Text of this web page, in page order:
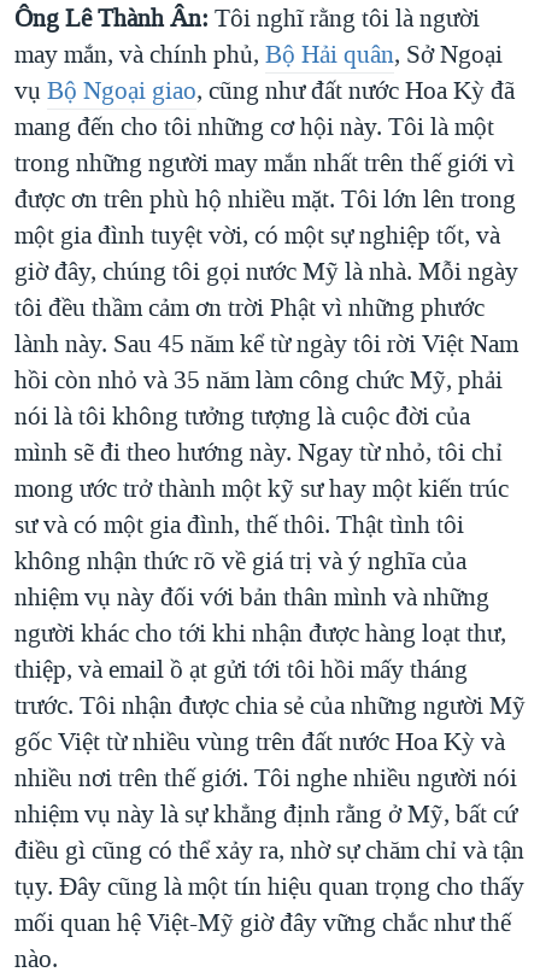
Ông Lê Thành Ân: Tôi nghĩ rằng tôi là người
may mắn, và chính phủ, Bộ Hải quân, Sở Ngoại
vụBộ Ngoại giao, cũng như đất nước Hoa Kỳ đã
mang đến cho tôi những cơ hội này. Tôi là một
trong những người may mắn nhất trên thế giới vì
được ơn trên phù hộ nhiều mặt. Tôi lớn lên trong
một gia đình tuyệt vời, có một sự nghiệp tốt, và
giờ đây, chúng tôi gọi nước Mỹ là nhà. Mỗi ngày
tôi đều thầm cảm ơn trời Phật vì những phước
lành này. Sau 45 năm kể từ ngày tôi rời Việt Nam
hồi còn nhỏ và 35 năm làm công chức Mỹ, phải
nói là tôi không tưởng tượng là cuộc đời của
mình sẽ đi theo hướng này. Ngay từ nhỏ, tôi chỉ
mong ước trở thành một kỹ sư hay một kiến trúc
sư và có một gia đình, thế thôi. Thật tình tôi
không nhận thức rõ về giá trị và ý nghĩa của
nhiệm vụ này đối với bản thân mình và những
người khác cho tới khi nhận được hàng loạt thư,
thiệp, và email ồ ạt gửi tới tôi hồi mấy tháng
trước. Tôi nhận được chia sẻ của những người Mỹ
gốc Việt từ nhiều vùng trên đất nước Hoa Kỳ và
nhiều nơi trên thế giới. Tôi nghe nhiều người nói
nhiệm vụ này là sự khẳng định rằng ở Mỹ, bất cứ
điều gì cũng có thể xảy ra, nhờ sự chăm chỉ và tận
tụy. Đây cũng là một tín hiệu quan trọng cho thấy
mối quan hệ Việt-Mỹ giờ đây vững chắc như thế
nào.